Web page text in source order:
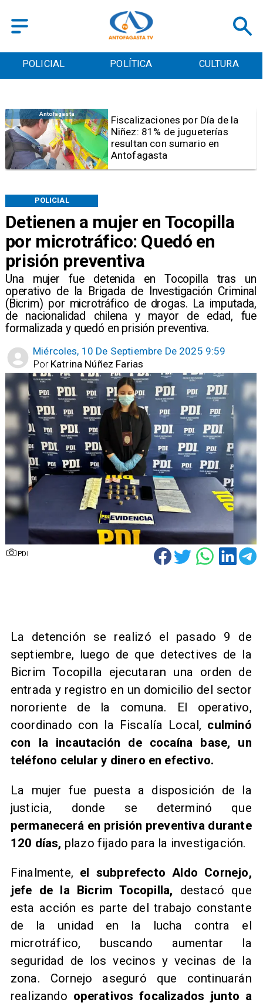
POLICIAL POLÍTICA CULTURA
Detienen a mujer en Tocopilla
por microtráfico: Quedó en
prisión preventiva
​Una mujer fue detenida en Tocopilla tras un
operativo de la Brigada de Investigación Criminal
(Bicrim) por microtráfico de drogas. La imputada,
de nacionalidad chilena y mayor de edad, fue
formalizada y quedó en prisión preventiva.
POLICIAL
Miércoles, 10 De Septiembre De 2025 9:59
Katrina Núñez Farias
Por
PDI
Antofagasta
Tribunal frena opción de pena
mixta para Karen Rojo por ahora
La detención se realizó el pasado 9 de
septiembre, luego de que detectives de la
Bicrim Tocopilla ejecutaran una orden de
entrada y registro en un domicilio del sector
nororiente de la comuna. El operativo,
coordinado con la Fiscalía Local, culminó
con la incautación de cocaína base, un
teléfono celular y dinero en efectivo.
La mujer fue puesta a disposición de la
justicia, donde se determinó que
permanecerá en prisión preventiva durante
120 días, plazo fijado para la investigación.
Finalmente, el subprefecto Aldo Cornejo,
jefe de la Bicrim Tocopilla, destacó que
esta acción es parte del trabajo constante
de la unidad en la lucha contra el
microtráfico, buscando aumentar la
seguridad de los vecinos y vecinas de la
zona. Cornejo aseguró que continuarán
realizando operativos focalizados junto a